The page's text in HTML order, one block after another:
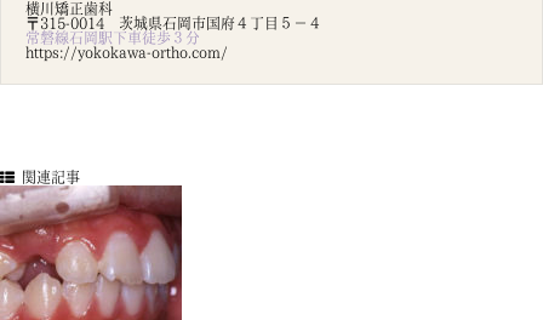
横川矯正歯科
〒315-0014 茨城県石岡市国府４丁目５－４
常磐線石岡駅下車徒歩３分
https://yokokawa-ortho.com/
関連記事